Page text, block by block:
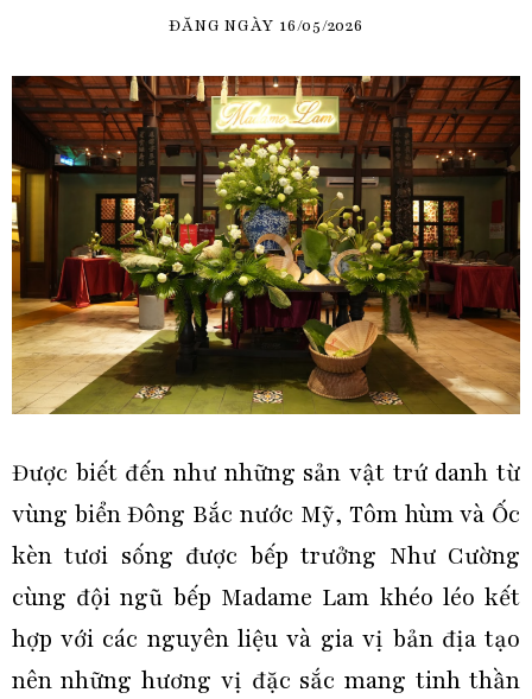
ĐĂNG NGÀY 16/05/2026
Được biết đến như những sản vật trứ danh từ
vùng biển Đông Bắc nước Mỹ, Tôm hùm và Ốc
kèn tươi sống được bếp trưởng Như Cường
cùng đội ngũ bếp Madame Lam khéo léo kết
hợp với các nguyên liệu và gia vị bản địa tạo
nên những hương vị đặc sắc mang tinh thần